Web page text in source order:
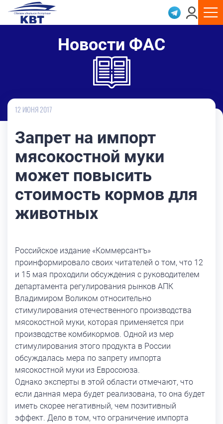
Новости ФАС
12 ИЮНЯ 2017
Запрет на импорт
мясокостной муки
может повысить
стоимость кормов для
животных
Российское издание «Коммерсантъ»
проинформировало своих читателей о том, что 12
и 15 мая проходили обсуждения с руководителем
департамента регулирования рынков АПК
Владимиром Воликом относительно
стимулирования отечественного производства
мясокостной муки, которая применяется при
производстве комбикормов. Одной из мер
стимулирования этого продукта в России
обсуждалась мера по запрету импорта
мясокостной муки из Евросоюза.
Однако эксперты в этой области отмечают, что
если данная мера будет реализована, то она будет
иметь скорее негативный, чем позитивный
эффект. Дело в том, что ограничение импорта